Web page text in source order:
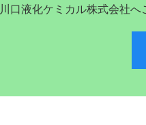
川口液化ケミカル株式会社へ